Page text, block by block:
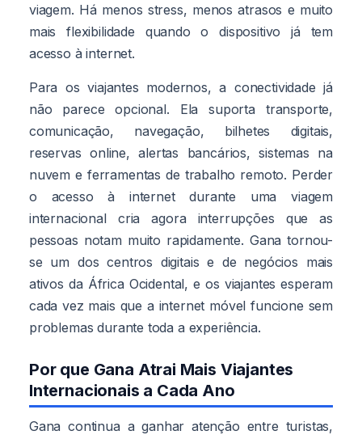
viagem. Há menos stress, menos atrasos e muito
mais flexibilidade quando o dispositivo já tem
acesso à internet.
Para os viajantes modernos, a conectividade já
não parece opcional. Ela suporta transporte,
comunicação, navegação, bilhetes digitais,
reservas online, alertas bancários, sistemas na
nuvem e ferramentas de trabalho remoto. Perder
o acesso à internet durante uma viagem
internacional cria agora interrupções que as
pessoas notam muito rapidamente. Gana tornou-
se um dos centros digitais e de negócios mais
ativos da África Ocidental, e os viajantes esperam
cada vez mais que a internet móvel funcione sem
problemas durante toda a experiência.
Por que Gana Atrai Mais Viajantes
Internacionais a Cada Ano
Gana continua a ganhar atenção entre turistas,